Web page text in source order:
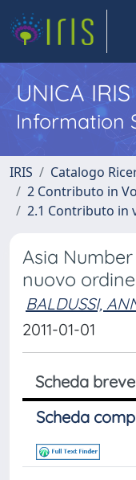
UNICA IRIS
Information
IRIS
Catalogo
2 Contributo in
2.1 Contributo in
Asia
nuovo
BALDUSSI,
2011-01-01
Scheda breve
Scheda